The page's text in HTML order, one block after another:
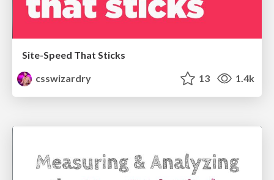
Site-Speed That Sticks
csswizardry
13 1.4k